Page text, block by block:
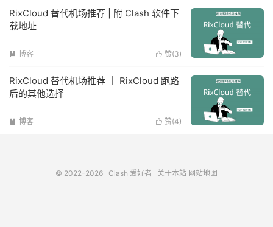
RixCloud 替代机场推荐 | 附 Clash 软件下
载地址
 赞(3)
 博客
RixCloud 替代机场推荐 ｜ RixCloud 跑路
后的其他选择
 赞(4)
 博客
© 2022-2026 Clash 爱好者 关于本站 网站地图